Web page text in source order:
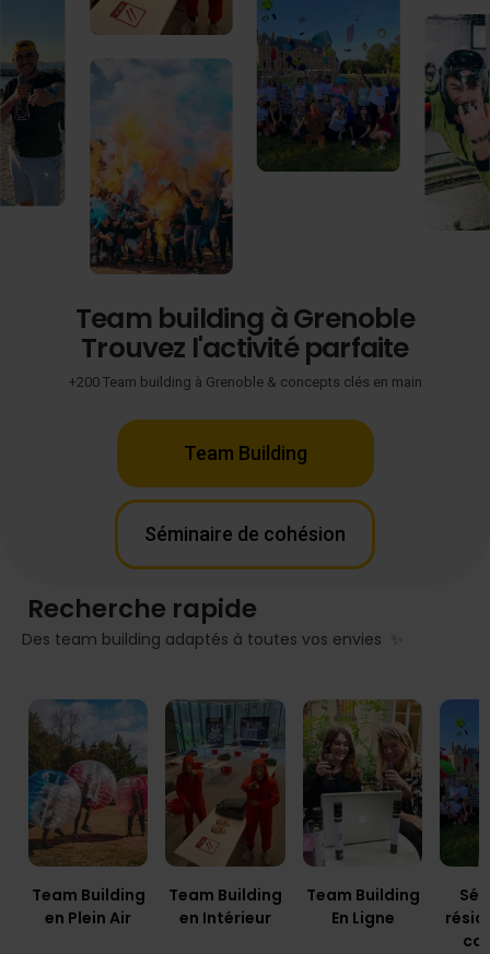
Team building à Grenoble
Trouvez l'activité parfaite
+200 Team building à Grenoble & concepts clés en main
Team Building
Séminaire de cohésion
Recherche rapide
Des team building adaptés à toutes vos envies ✨
Team Building
en Plein Air
Team Building
en Intérieur
Team Building
En Ligne